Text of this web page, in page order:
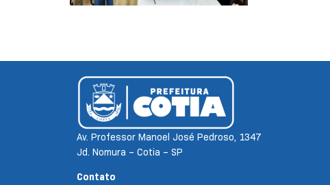
Av. Professor Manoel José Pedroso, 1347
Jd. Nomura – Cotia – SP
Contato